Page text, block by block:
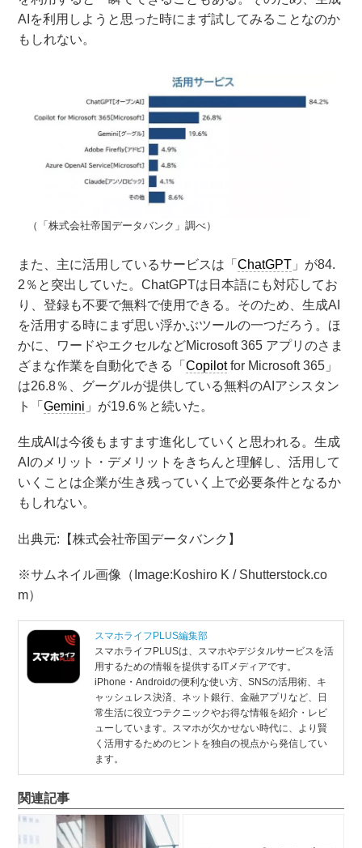
AIを利用しようと思った時にまず試してみることなのか
もしれない。
（「株式会社帝国データバンク」調べ）
また、主に活用しているサービスは「ChatGPT 」が84.
2％と突出していた。ChatGPTは日本語にも対応してお
り、登録も不要で無料で使用できる。そのため、生成AI
を活用する時にまず思い浮かぶツールの一つだろう。ほ
かに、ワードやエクセルなどMicrosoft 365 アプリのさま
ざまな作業を自動化できる「Copilotfor Microsoft 365」
は26.8％、グーグルが提供している無料のAIアシスタン
ト「Gemini 」が19.6％と続いた。
生成AIは今後もますます進化していくと思われる。生成
AIのメリット・デメリットをきちんと理解し、活用して
いくことは企業が生き残っていく上で必要条件となるか
もしれない。
出典元:【株式会社帝国データバンク】
※サムネイル画像（Image:Koshiro K / Shutterstock.co
m）
スマホライフPLUS編集部
スマホライフPLUSは、スマホやデジタルサービスを活
用するための情報を提供するITメディアです。
iPhone・Androidの便利な使い方、SNSの活用術、キ
ャッシュレス決済、ネット銀行、金融アプリなど、日
常生活に役立つテクニックやお得な情報を紹介・レビ
ューしています。スマホが欠かせない時代に、より賢
く活用するためのヒントを独自の視点から発信してい
ます。
関連記事